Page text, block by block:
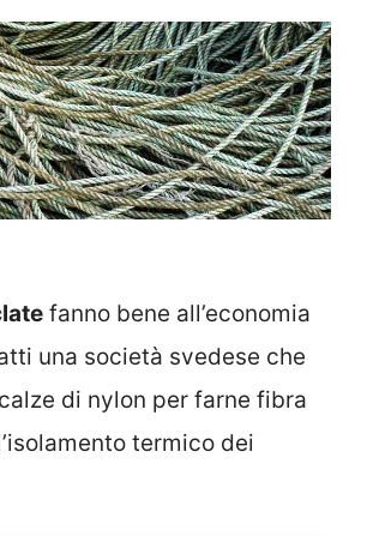
fanno bene all’economia
una società svedese che
di nylon per farne fibra
termico dei